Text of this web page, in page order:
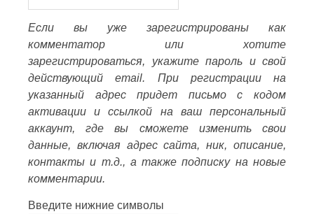
Если вы уже зарегистрированы как
комментатор или хотите
зарегистрироваться, укажите пароль и свой
действующий email. При регистрации на
указанный адрес придет письмо с кодом
активации и ссылкой на ваш персональный
аккаунт, где вы сможете изменить свои
данные, включая адрес сайта, ник, описание,
контакты и т.д., а также подписку на новые
комментарии.
Введите нижние символы